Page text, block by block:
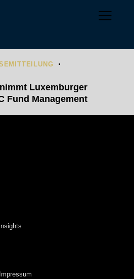
Luxemburger
Fund Management
Insights
Impressum